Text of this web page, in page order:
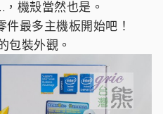
機殼當然也是。
最多主機板開始吧！
包裝外觀。